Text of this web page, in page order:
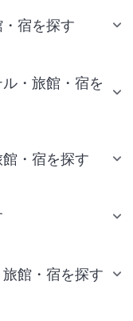
宿を探す
・旅館・宿を
・宿を探す
館・宿を探す